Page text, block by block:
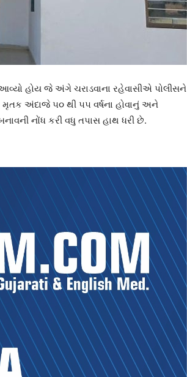
હોય જે અંગે ચરાડવાના રહેવાસીએ પોલીસને
અંદાજે ૫૦ થી ૫૫ વર્ષના હોવાનું અને
નોંધ કરી વધુ તપાસ હાથ ધરી છે.